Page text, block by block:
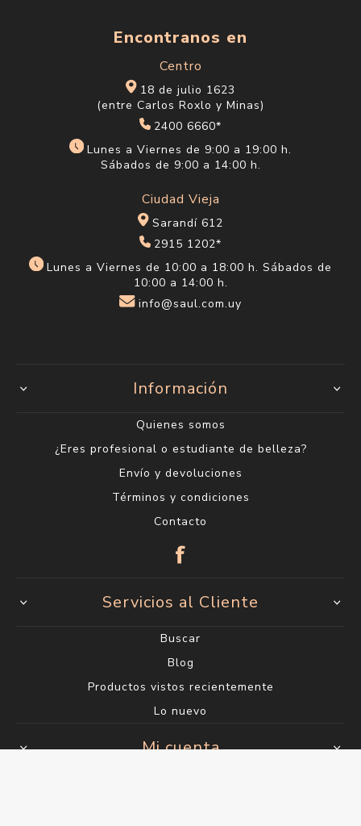
Encontranos en
Centro
18 de julio 1623
(entre Carlos Roxlo y Minas)
2400 6660*
Lunes a Viernes de 9:00 a 19:00 h.
Sábados de 9:00 a 14:00 h.
Ciudad Vieja
Sarandí 612
2915 1202*
Lunes a Viernes de 10:00 a 18:00 h. Sábados de
10:00 a 14:00 h.
info@saul.com.uy
Información
Quienes somos
¿Eres profesional o estudiante de belleza?
Envío y devoluciones
Términos y condiciones
Contacto
Servicios al Cliente
Buscar
Blog
Productos vistos recientemente
Lo nuevo
Mi cuenta